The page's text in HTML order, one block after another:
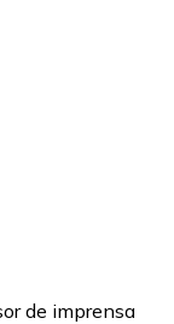
de imprensa